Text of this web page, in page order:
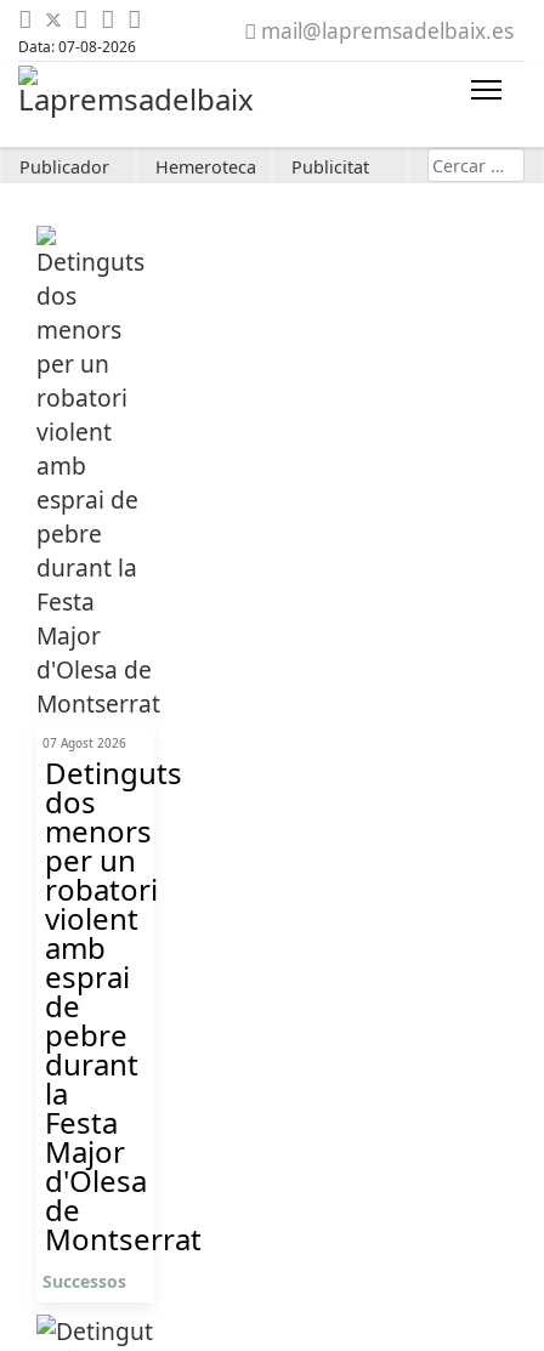
Data: 07-08-2026
mail@lapremsadelbaix.es
Publicador Hemeroteca Publicitat Cerca
07 Agost 2026
Detinguts
dos
menors
per un
robatori
violent
amb
esprai
de
pebre
durant
la
Festa
Major
d'Olesa
de
Montserrat
Successos